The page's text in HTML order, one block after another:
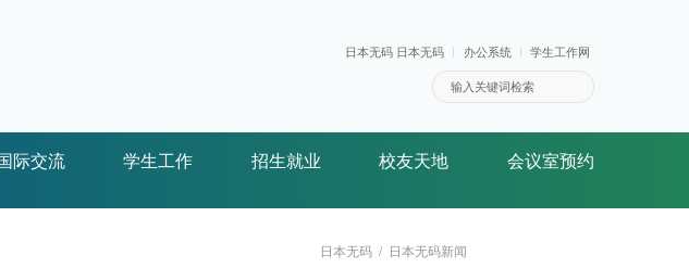
日本无码 日本无码 办公系统 学生工作网
际交流 学生工作 招生就业 校友天地 会议室预约
日本无码 日本无码新闻